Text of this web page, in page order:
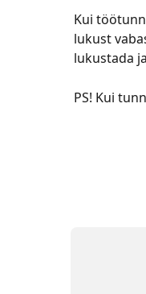
Kui
lukust
lukustada
PS! Kui